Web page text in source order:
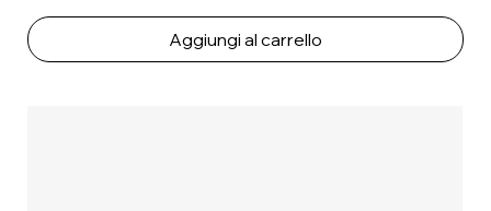
Aggiungi al carrello